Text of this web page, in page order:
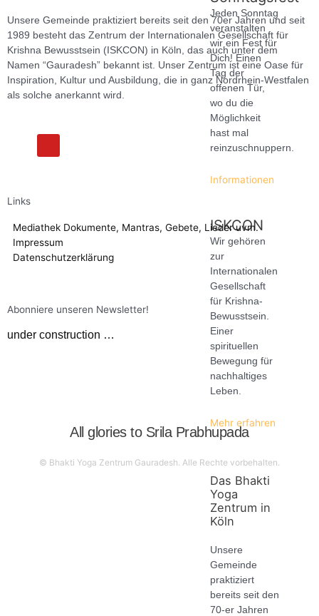
Jeden Sonntag
veranstalten
wir ein Fest für
Dich! Einen
Tag der
offenen Tür,
wo du die
Möglichkeit
hast mal
reinzuschnuppern.
Informationen
ISKCON
Wir gehören
zur
Internationalen
Gesellschaft
für Krishna-
Bewusstsein.
Einer
spirituellen
Bewegung für
nachhaltiges
Leben.
Mehr erfahren
Das Bhakti
Yoga
Zentrum in
Köln
Unsere
Gemeinde
praktiziert
bereits seit den
70-er Jahren
Unsere Gemeinde praktiziert bereits seit den 70er Jahren und seit
1989 besteht das Zentrum der Internationalen Gesellschaft für
Krishna Bewusstsein (ISKCON) in Köln, das auch unter dem
Namen “Gauradesh” bekannt ist. Unser Zentrum ist eine Oase für
Inspiration, Kultur und Ausbildung, die in ganz Nordrhein-Westfalen
als solche anerkannt wird.
o
o
Y
u
Links
Mediathek Dokumente, Mantras, Gebete, Lieder uvm.
Impressum
Datenschutzerklärung
Abonniere unseren Newsletter!
under construction …
All glories to Srila Prabhupada
© Bhakti Yoga Zentrum Gauradesh. Alle Rechte vorbehalten.